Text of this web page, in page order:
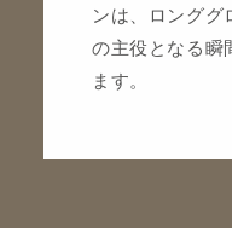
ンは、ロンググ
の主役となる瞬
ます。